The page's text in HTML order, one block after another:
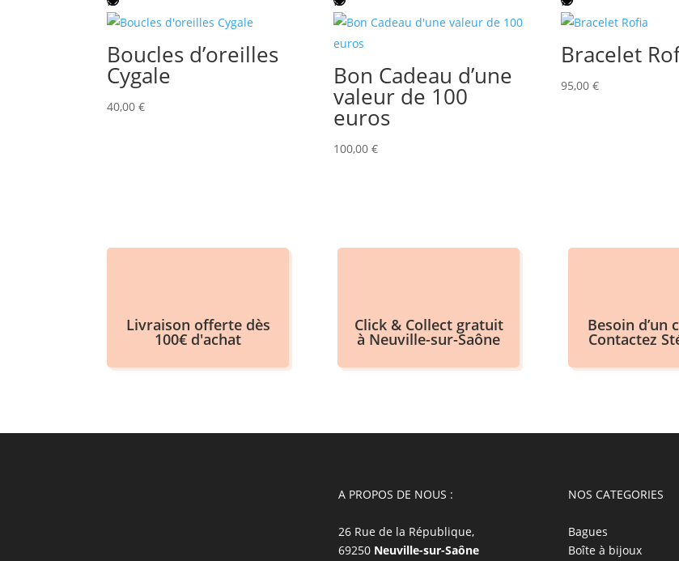
Boucles d’oreilles
Cygale
40,00 €
Bon Cadeau d’une
valeur de 100
euros
100,00€
Bracelet
95,00 €
Livraison offerte dès
100€ d'achat
Click & Collect gratuit
à Neuville-sur-Saône
Besoin d’un
Contactez
A PROPOS DE NOUS :
26 Rue de la République,
69250 Neuville-sur-Saône
NOS CATEGORIES
Bagues
Boîte à bijoux